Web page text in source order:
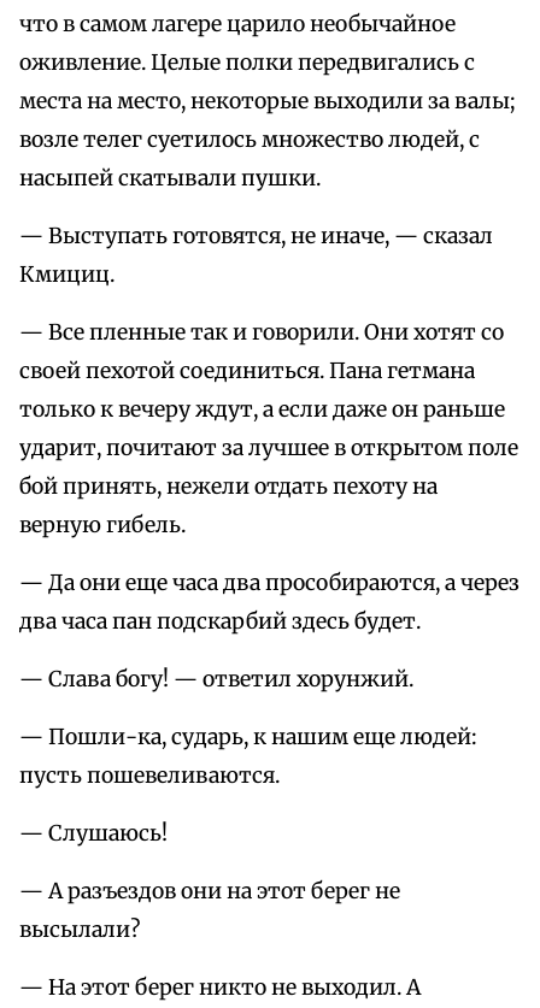
что в самом лагере царило необычайное
оживление. Целые полки передвигались с
места на место, некоторые выходили за валы;
возле телег суетилось множество людей, с
насыпей скатывали пушки.
— Выступать готовятся, не иначе, — сказал
Кмициц.
— Все пленные так и говорили. Они хотят со
своей пехотой соединиться. Пана гетмана
только к вечеру ждут, а если даже он раньше
ударит, почитают за лучшее в открытом поле
бой принять, нежели отдать пехоту на
верную гибель.
— Да они еще часа два прособираются, а через
два часа пан подскарбий здесь будет.
— Слава богу! — ответил хорунжий.
— Пошли-ка, сударь, к нашим еще людей:
пусть пошевеливаются.
— Слушаюсь!
— А разъездов они на этот берег не
высылали?
— На этот берег никто не выходил. А